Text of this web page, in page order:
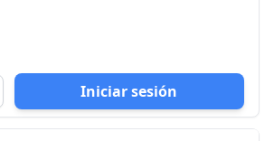
Iniciar sesión